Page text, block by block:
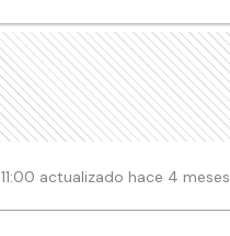
actualizado hace 4 meses